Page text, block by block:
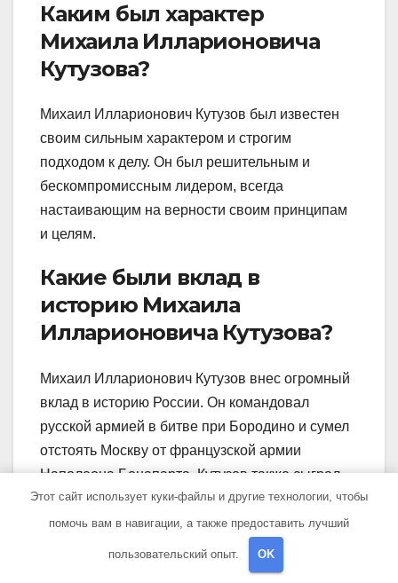
Каким был характер
Михаила Илларионовича
Кутузова?
Михаил Илларионович Кутузов был известен
своим сильным характером и строгим
подходом к делу. Он был решительным и
бескомпромиссным лидером, всегда
настаивающим на верности своим принципам
и целям.
Какие были вклад в
историю Михаила
Илларионовича Кутузова?
Михаил Илларионович Кутузов внес огромный
вклад в историю России. Он командовал
русской армией в битве при Бородино и сумел
отстоять Москву от французской армии
Наполеона Бонапарта. Кутузов также сыграл
ключевую роль в переговорах и подписании
Венского конгресса, который послужил
началом новой эпохи в международных
отношениях. Его дипломатические способности
Этот сайт использует куки-файлы и другие технологии, чтобы
помочь вам в навигации, а также предоставить лучший
пользовательский опыт. OK